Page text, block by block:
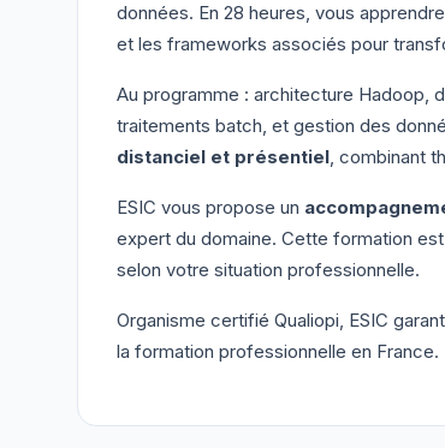
données. En 28 heures, vous
et les frameworks associés pour
Au programme : architecture Hadoop,
traitements batch, et gestion des
distanciel et présentiel, combinant
ESIC vous propose un
expert du domaine. Cette formation est
selon votre situation professionnelle.
Organisme certifié Qualiopi, ESIC
la formation professionnelle en France.